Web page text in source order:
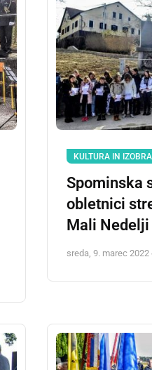
KULTURA IN
Spominska
obletnici
Mali Nedelji
sreda, 9. marec 2022